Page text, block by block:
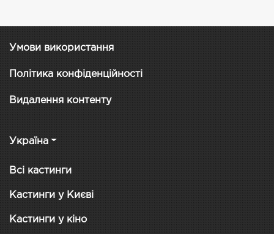
Умови використання
Політика конфіденційності
Видалення контенту
Україна
Всі кастинги
Кастинги у Києві
Кастинги у кіно